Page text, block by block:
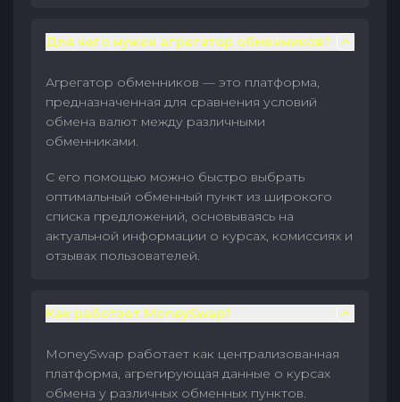
Для чего нужен агрегатор обменников?
Агрегатор обменников — это платформа,
предназначенная для сравнения условий
обмена валют между различными
обменниками.
С его помощью можно быстро выбрать
оптимальный обменный пункт из широкого
списка предложений, основываясь на
актуальной информации о курсах, комиссиях и
отзывах пользователей.
Как работает MoneySwap?
MoneySwap работает как централизованная
платформа, агрегирующая данные о курсах
обмена у различных обменных пунктов.